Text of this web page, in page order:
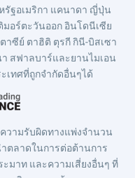
รัฐอเมริกา แคนาดา ญี่ปุ่น
มอร์ตะวันออก อินโดนีเซีย
าซีย์ ตาฮิติ ตุรกี กินี-บิสเซา
สฟาลบาร์และยานไมเอน
เทศที่ถูกจำกัดอื่นๆได้
วามรับผิดทางแพ่งจำนวน
ำตลาดในการต่อต้านการ
มาท และความเสี่ยงอื่นๆ ที่